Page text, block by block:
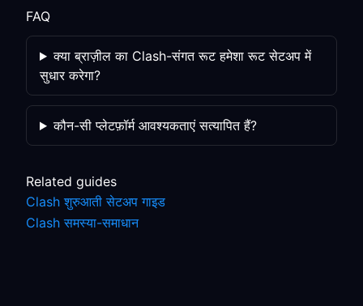
FAQ
क्या ब्राज़ील का Clash-संगत रूट हमेशा रूट सेटअप में
सुधार करेगा?
कौन-सी प्लेटफ़ॉर्म आवश्यकताएं सत्यापित हैं?
Related guides
Clash शुरुआती सेटअप गाइड
Clash समस्या-समाधान